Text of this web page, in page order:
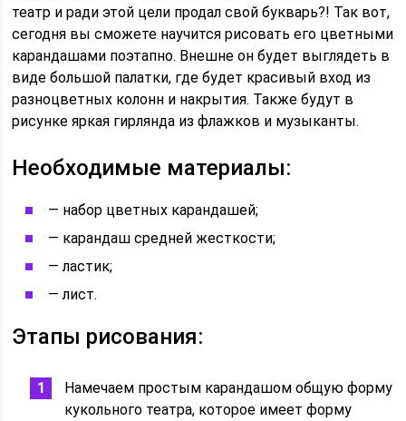
театр и ради этой цели продал свой букварь?! Так вот,
сегодня вы сможете научится рисовать его цветными
карандашами поэтапно. Внешне он будет выглядеть в
виде большой палатки, где будет красивый вход из
разноцветных колонн и накрытия. Также будут в
рисунке яркая гирлянда из флажков и музыканты.
Необходимые материалы:
— набор цветных карандашей;
— карандаш средней жесткости;
— ластик;
— лист.
Этапы рисования:
Намечаем простым карандашом общую форму
кукольного театра, которое имеет форму